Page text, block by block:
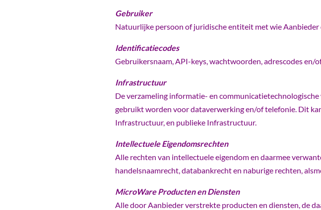
Gebruiker
Natuurlijke persoon of juridische entiteit met wie Aanbieder
Identificatiecodes
Gebruikersnaam, API-keys, wachtwoorden, adrescodes en/
Infrastructuur
De verzameling informatie- en
gebruikt worden voor dataverwerking en/of telefonie. Dit
Infrastructuur, en publieke Infrastructuur.
Intellectuele Eigendomsrechten
Alle rechten van intellectuele eigendom en daarmee
handelsnaamrecht, databankrecht en naburige rechten,
MicroWare Producten en Diensten
Alle door Aanbieder verstrekte producten en diensten, de